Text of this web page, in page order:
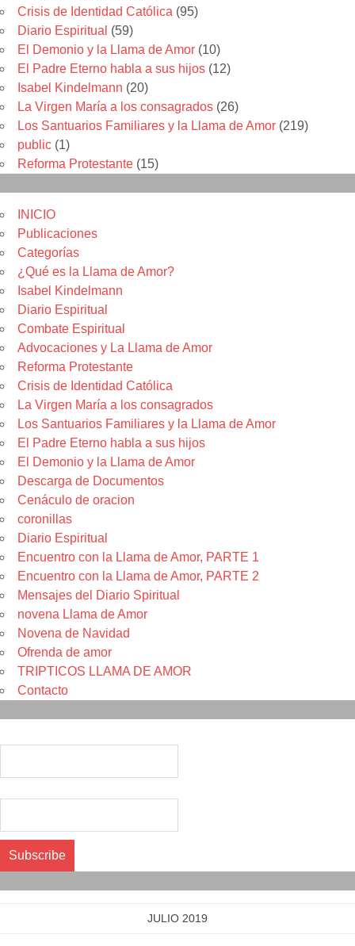
Crisis de Identidad Católica (95)
Diario Espiritual (59)
El Demonio y la Llama de Amor (10)
El Padre Eterno habla a sus hijos (12)
Isabel Kindelmann (20)
La Virgen María a los consagrados (26)
Los Santuarios Familiares y la Llama de Amor (219)
public (1)
Reforma Protestante (15)
INICIO
Publicaciones
Categorías
¿Qué es la Llama de Amor?
Isabel Kindelmann
Diario Espiritual
Combate Espiritual
Advocaciones y La Llama de Amor
Reforma Protestante
Crisis de Identidad Católica
La Virgen María a los consagrados
Los Santuarios Familiares y la Llama de Amor
El Padre Eterno habla a sus hijos
El Demonio y la Llama de Amor
Descarga de Documentos
Cenáculo de oracion
coronillas
Diario Espiritual
Encuentro con la Llama de Amor, PARTE 1
Encuentro con la Llama de Amor, PARTE 2
Mensajes del Diario Spiritual
novena Llama de Amor
Novena de Navidad
Ofrenda de amor
TRIPTICOS LLAMA DE AMOR
Contacto
JULIO 2019